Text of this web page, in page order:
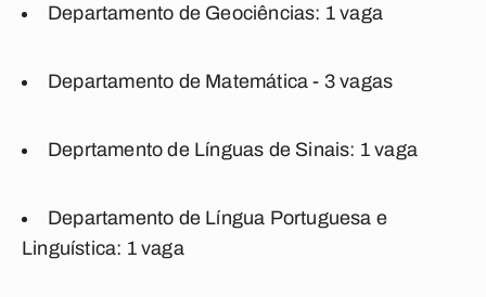
Departamento de Geociências: 1 vaga
Departamento de Matemática - 3 vagas
Deprtamento de Línguas de Sinais: 1 vaga
Departamento de Língua Portuguesa e
Linguística: 1 vaga